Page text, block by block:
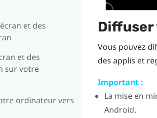
et des
et des
sur votre
ordinateur vers
Diffuser
Vous pouvez
des applis et
Important :
La mise en
Android.